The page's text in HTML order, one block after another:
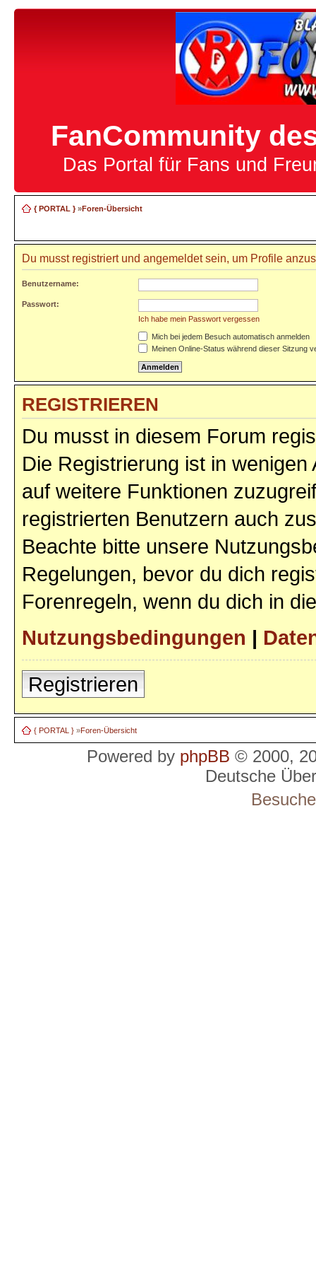
FanCommunity
Das Portal für Fans und
{ PORTAL }»Foren-Übersicht
Du musst registriert und angemeldet sein, um Profile
Benutzername:
Passwort:
Ich habe mein Passwort vergessen
Mich bei jedem Besuch automatisch anmelden
Meinen Online-Status während dieser Sitzung
REGISTRIEREN
Du musst in diesem Forum
Die Registrierung ist in
auf weitere Funktionen
registrierten Benutzern auch
Beachte bitte unsere
Regelungen, bevor du dich
Forenregeln, wenn du dich in
Nutzungsbedingungen |
Registrieren
{ PORTAL } »Foren-Übersicht
Powered by phpBB © 2000,
Deutsche